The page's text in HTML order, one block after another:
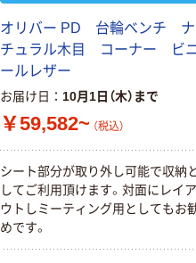
オリバー PD 台輪ベンチ ナ
チュラル木目 コーナー ビ
ールレザー
お届け日 10月1日（木）まで
￥59,582~ （税込）
シート部分が取り外し可能で収納
してご利用頂けます。対面にレイア
ウトしミーティング用としてもお
めです。